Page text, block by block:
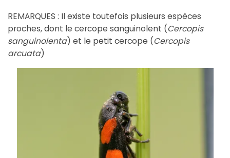
REMARQUES : Il existe toutefois plusieurs espèces
proches, dont le cercope sanguinolent (Cercopis
sanguinolenta) et le petit cercope (Cercopis
arcuata)